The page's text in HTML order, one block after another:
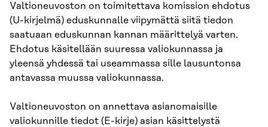
Valtioneuvoston on toimitettava komission ehdotus
(U-kirjelmä) eduskunnalle viipymättä siitä tiedon
saatuaan eduskunnan kannan määrittelyä varten.
Ehdotus käsitellään suuressa valiokunnassa ja
yleensä yhdessä tai useammassa sille lausuntonsa
antavassa muussa valiokunnassa.
Valtioneuvoston on annettava asianomaisille
valiokunnille tiedot (E-kirje) asian käsitte­lystä